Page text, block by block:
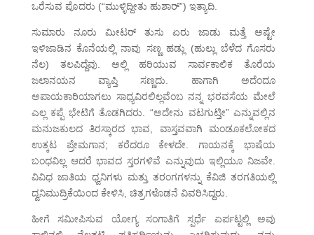
ಒರೆಸುವ ಪೊದರು (“ಮುಳ್ಳಿದ್ದೀತು ಹುಶಾರ್”) ಇತ್ಯಾದಿ.
ಸುಮಾರು ನೂರು ಮೀಟರ್ ತುಸು ಏರು ಜಾಡು ಮತ್ತೆ ಅಷ್ಟೇ
ಇಳಿಜಾಡಿನ ಕೊನೆಯಲ್ಲಿ ನಾವು ಸಣ್ಣ ಹಡ್ಲು (ಹುಲ್ಲು ಬೆಳೆದ ಗೊಸರು
ನೆಲ) ತಲಪಿದ್ದೆವು. ಅಲ್ಲಿ ಹರಿಯುವ ಸಾರ್ವಕಾಲಿಕ ತೊರೆಯ
ಜಲಾನಯನ ವ್ಯಾಪ್ತಿ ಸಣ್ಣದು. ಹಾಗಾಗಿ ಅದೆಂದೂ
ಅಪಾಯಕಾರಿಯಾಗಲು ಸಾಧ್ಯವಿರಲಿಲ್ಲವೆಂಬ ನನ್ನ ಭರವಸೆಯ ಮೇಲೆ
ಎಲ್ಲ ಕಪ್ಪೆ ಭೇಟಿಗೆ ತೊಡಗಿದರು. “ಅದೇನು ವಟಗುಟ್ತೀ” ಎನ್ನುವಲ್ಲಿನ
ಮನುಜಕುಲದ ತಿರಸ್ಕಾರದ ಭಾವ, ವಾಸ್ತವವಾಗಿ ಮಂಡೂಕಲೋಕದ
ಉತ್ಕಟ ಪ್ರೇಮಗಾನ; ಕರೆದರೂ ಕೇಳದೇ. ಗಾಯನಕ್ಕೆ ಭಾಷೆಯ
ಬಂಧವಿಲ್ಲ ಆದರೆ ಭಾವದ ಸ್ತರಗಳಿವೆ ಎನ್ನುವುದು ಇಲ್ಲಿಯೂ ನಿಜವೇ.
ವಿವಿಧ ಜಾತಿಯ ಧ್ವನಿಗಳು ಮತ್ತು ತರಂಗಗಳನ್ನು ಕೆವಿಜಿ ತರಗತಿಯಲ್ಲಿ
ದ್ವನಿಮುದ್ರಿಕೆಯಿಂದ ಕೇಳಿಸಿ, ಚಿತ್ರಗಳೊಡನೆ ವಿವರಿಸಿದ್ದರು.
ಹೀಗೆ ಸಮೀಪಿಸುವ ಯೋಗ್ಯ ಸಂಗಾತಿಗೆ ಸ್ಪರ್ಧೆ ಏರ್ಪಟ್ಟಲ್ಲಿ ಅವು